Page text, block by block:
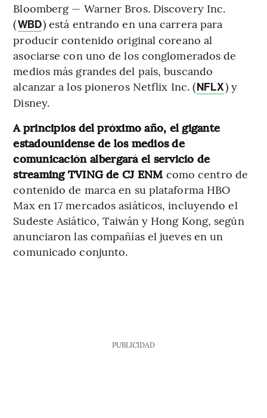
Bloomberg — Warner Bros. Discovery Inc.
(WBD) está entrando en una carrera para
producir contenido original coreano al
asociarse con uno de los conglomerados de
medios más grandes del país, buscando
alcanzar a los pioneros Netflix Inc. (NFLX) y
Disney.
A principios del próximo año, el gigante
estadounidense de los medios de
comunicación albergará el servicio de
streaming TVING de CJ ENM como centro de
contenido de marca en su plataforma HBO
Max en 17 mercados asiáticos, incluyendo el
Sudeste Asiático, Taiwán y Hong Kong, según
anunciaron las compañías el jueves en un
comunicado conjunto.
PUBLICIDAD